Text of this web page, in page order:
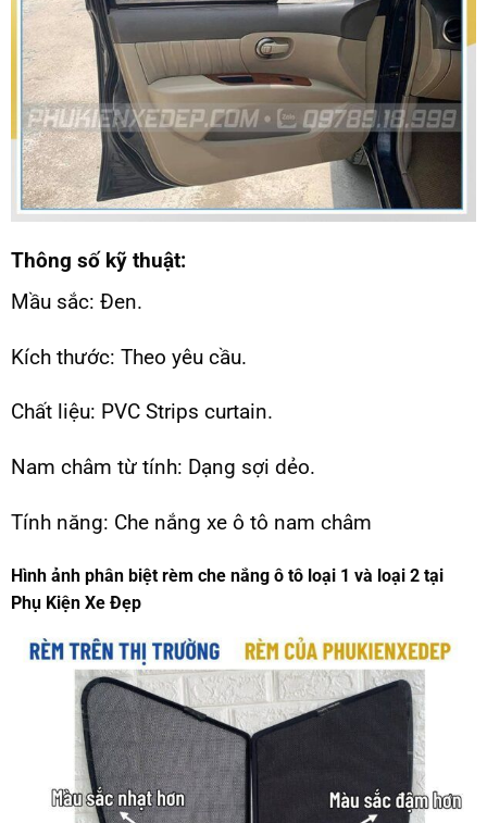
Thông số kỹ thuật:
Mầu sắc: Đen.
Kích thước: Theo yêu cầu.
Chất liệu: PVC Strips curtain.
Nam châm từ tính: Dạng sợi dẻo.
Tính năng: Che nắng xe ô tô nam châm
Hình ảnh phân biệt rèm che nắng ô tô loại 1 và loại 2 tại
Phụ Kiện Xe Đẹp